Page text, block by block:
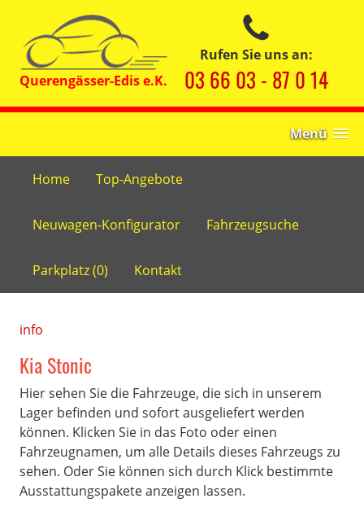
Rufen Sie uns an:
03 66 03 - 87 0 14
Menü
Home Top-Angebote
Neuwagen-Konfigurator Fahrzeugsuche
Parkplatz (0) Kontakt
info
Kia Stonic
Hier sehen Sie die Fahrzeuge, die sich in unserem
Lager befinden und sofort ausgeliefert werden
können. Klicken Sie in das Foto oder einen
Fahrzeugnamen, um alle Details dieses Fahrzeugs zu
sehen. Oder Sie können sich durch Klick bestimmte
Ausstattungspakete anzeigen lassen.